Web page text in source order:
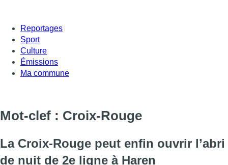
Reportages
Sport
Culture
Émissions
Ma commune
Mot-clef : Croix-Rouge
La Croix-Rouge peut enfin ouvrir l’abri
de nuit de 2e ligne à Haren